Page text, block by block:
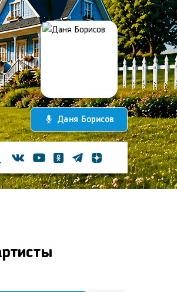
Даня Борисов
ВконтактеYoutubeОдноклассники
ТелеграмЯндекс дзен